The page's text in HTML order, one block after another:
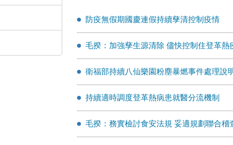
防疫無假期國慶連假持續孳清控制疫情
毛揆：加強孳生源清除 儘快控制住登革熱
衛福部持續八仙樂園粉塵暴燃事件處理說
持續適時調度登革熱病患就醫分流機制
毛揆：務實檢討食安法規 妥適規劃聯合稽